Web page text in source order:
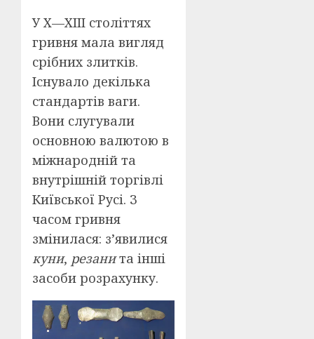
У Х—ХІІІ століттях
гривня мала вигляд
срібних злитків.
Існувало декілька
стандартів ваги.
Вони слугували
основною валютою в
міжнародній та
внутрішній торгівлі
Київської Русі. З
часом гривня
змінилася: з’явилися
куни, резанита інші
засоби розрахунку.